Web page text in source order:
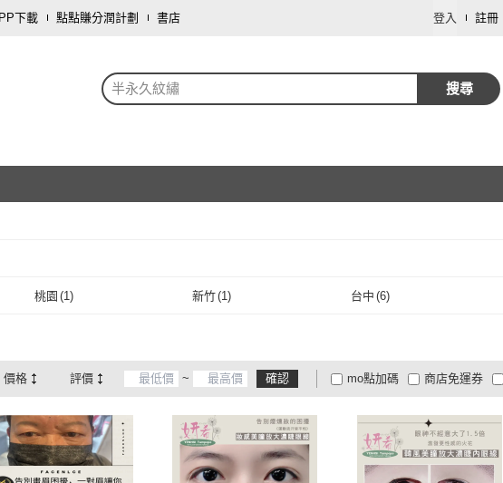
下載 點點賺分潤計劃 書店 登入 註冊
半永久紋繡 搜尋
桃園 (1) 新竹(1) 台中 (6)
價格 評價 ~ 確認 mo點加碼
低溫宅配
大家電安心配
大家電快配
定期配/分次配
商店免運券
及以上 3 及以上